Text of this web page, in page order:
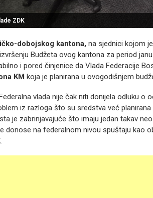
ZDK
dobojskog kantona, na sjednici kojom
Budžeta ovog kantona za period
i pored činjenice da Vlada Federacije
KM koja je planirana u ovogodišnjem
vlada nije čak niti donijela odluku o
iz razloga što su sredstva već
je zabrinjavajuće što imaju jedan takav
donose na federalnom nivou spuštaju kao